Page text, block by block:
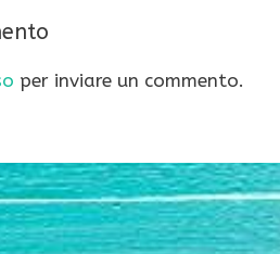
per inviare un commento.